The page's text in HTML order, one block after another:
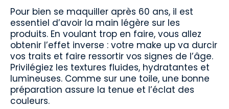
Pour bien se maquiller après 60 ans, il est
essentiel d’avoir la main légère sur les
produits. En voulant trop en faire, vous allez
obtenir l’effet inverse : votre make up va durcir
vos traits et faire ressortir vos signes de l’âge.
Privilégiez les textures fluides, hydratantes et
lumineuses. Comme sur une toile, une bonne
préparation assure la tenue et l’éclat des
couleurs.